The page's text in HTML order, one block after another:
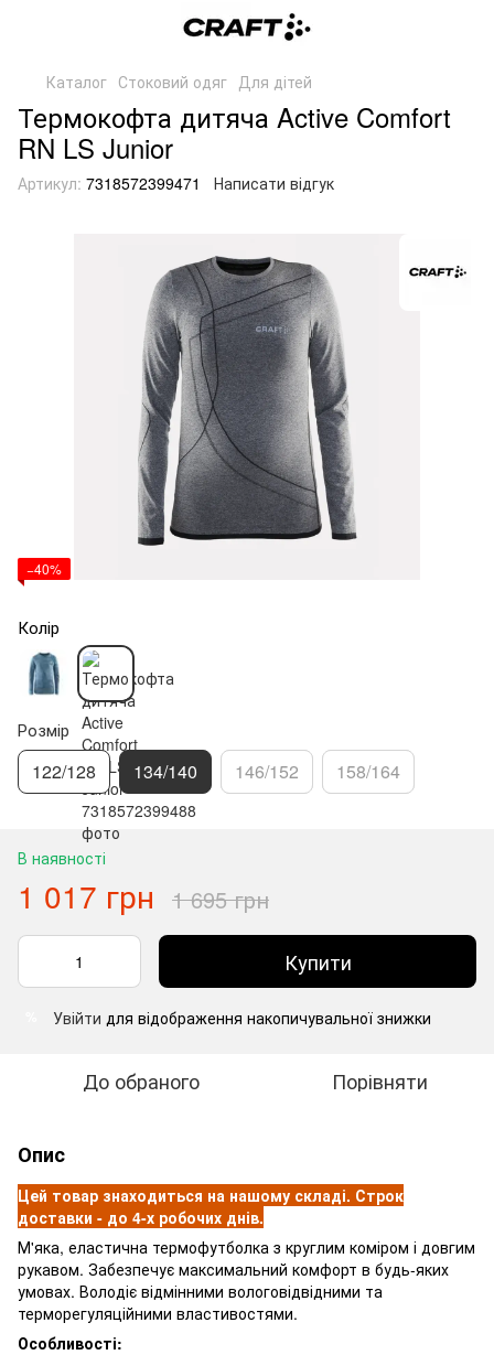
Каталог Стоковий одяг Для дітей
Термокофта дитяча Active Comfort
RN LS Junior
Артикул: 7318572399471 Написати відгук
−40%
Колір
Розмір
122/128 134/140 146/152 158/164
В наявності
1 017 грн 1 695 грн
Купити
Увійти для відображення накопичувальної знижки
До обраного Порівняти
Опис
Цей товар знаходиться на нашому складі. Строк
доставки - до 4-х робочих днів.
М'яка, еластична термофутболка з круглим коміром і довгим
рукавом. Забезпечує максимальний комфорт в будь-яких
умовах. Володіє відмінними вологовідвідними та
терморегуляційними властивостями.
Особливості: